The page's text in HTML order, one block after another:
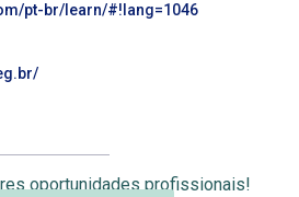
pt-br/learn/#!lang=1046
oportunidades profissionais!